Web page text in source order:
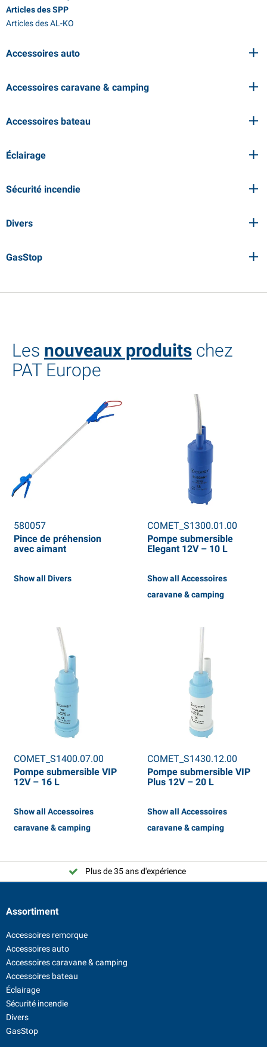
Articles des SPP
Articles des AL-KO
Accessoires auto
Accessoires caravane & camping
Accessoires bateau
Éclairage
Sécurité incendie
Divers
GasStop
Les nouveaux produits chez
PAT Europe
580057
Pince de préhension
avec aimant
Show all Divers
COMET_S1300.01.00
Pompe submersible
Elegant 12V – 10 L
Show all Accessoires
caravane & camping
COMET_S1400.07.00
Pompe submersible VIP
12V – 16 L
Show all Accessoires
caravane & camping
COMET_S1430.12.00
Pompe submersible VIP
Plus 12V – 20 L
Show all Accessoires
caravane & camping
Plus de 35 ans d'expérience
Assortiment
Accessoires remorque
Accessoires auto
Accessoires caravane & camping
Accessoires bateau
Éclairage
Sécurité incendie
Divers
GasStop